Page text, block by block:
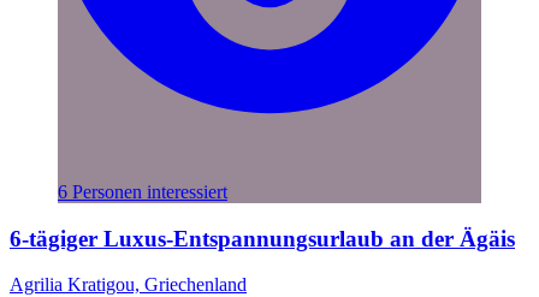
6 Personen interessiert
6-tägiger Luxus-Entspannungsurlaub an der Ägäis
Agrilia Kratigou, Griechenland